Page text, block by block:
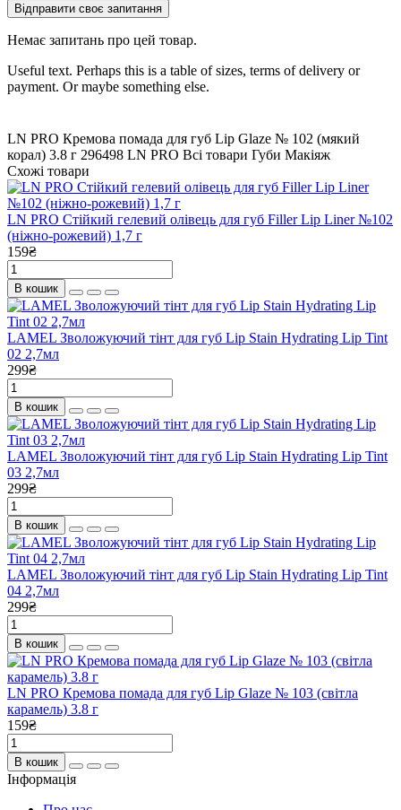
Відправити своє запитання
Немає запитань про цей товар.
Useful text. Perhaps this is a table of sizes, terms of delivery or
payment. Or maybe something else.
LN PRO Кремова помада для губ Lip Glaze № 102 (мякий
корал) 3.8 г 296498 LN PRO Всі товари Губи Макіяж
Схожі товари
LN PRO Стійкий гелевий олівець для губ Filler Lip Liner №102
(ніжно-рожевий) 1,7 г
159₴
В кошик
LAMEL Зволожуючий тінт для губ Lip Stain Hydrating Lip Tint
02 2,7мл
299₴
В кошик
LAMEL Зволожуючий тінт для губ Lip Stain Hydrating Lip Tint
03 2,7мл
299₴
В кошик
LAMEL Зволожуючий тінт для губ Lip Stain Hydrating Lip Tint
04 2,7мл
299₴
В кошик
LN PRO Кремова помада для губ Lip Glaze № 103 (світла
карамель) 3.8 г
159₴
В кошик
Інформація